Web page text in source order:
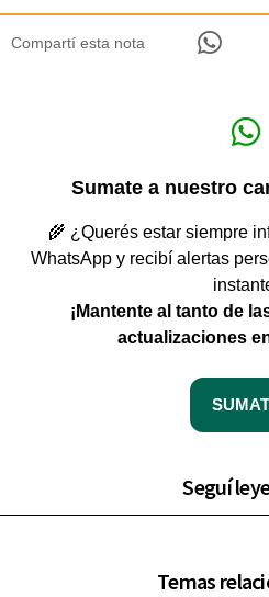
Compartí esta nota
Sumate a nuestro
🌾 ¿Querés estar siempre
WhatsApp y recibí alertas
¡Mantente al tanto de
actualizaciones
Seguí
Temas